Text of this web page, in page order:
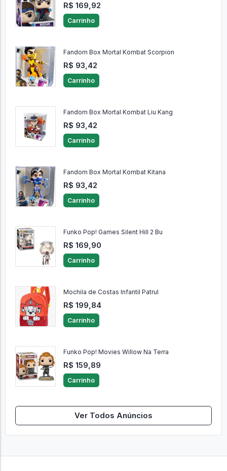
R$ 169,92
Carrinho
Fandom Box Mortal Kombat Scorpion
R$ 93,42
Carrinho
Fandom Box Mortal Kombat Liu Kang
R$ 93,42
Carrinho
Fandom Box Mortal Kombat Kitana
R$ 93,42
Carrinho
Funko Pop! Games Silent Hill 2 Bu
R$ 169,90
Carrinho
Mochila de Costas Infantil Patrul
R$ 199,84
Carrinho
Funko Pop! Movies Willow Na Terra
R$ 159,89
Carrinho
Ver Todos Anúncios